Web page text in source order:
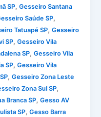
SP,Gesseiro Santana
Saúde SP,
Tatuapé SP,Gesseiro
SP,Gesseiro Vila
SP,Gesseiro Vila
SP,Gesseiro Vila
,Gesseiro Zona Leste
Zona Sul SP,
Branca SP,Gesso AV
SP,Gesso Barra